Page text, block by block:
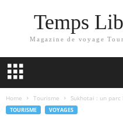
Temps
Magazine de voyage
Home Tourisme Sukhotai : un
TOURISME VOYAGES